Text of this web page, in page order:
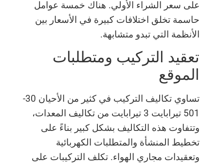
على سعر الشراء الأولي. هناك خمسة عوامل
حاسمة تخلق اختلافات كبيرة في الأسعار بين
الأنظمة التي تبدو متشابهة.
تعقيد التركيب ومتطلبات
الموقع
تساوي تكاليف التركيب في كثير من الأحيان 30-
501 تيرابايت 3 تيرابايت من تكاليف المعدات،
وتتفاوت هذه التكاليف بشكل كبير بناءً على
تخطيط المنشأة والمتطلبات الكهربائية
وتعقيدات مجاري الهواء. تكلف التركيبات على